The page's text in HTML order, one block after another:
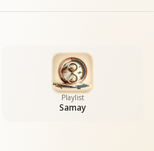
Playlist
Samay